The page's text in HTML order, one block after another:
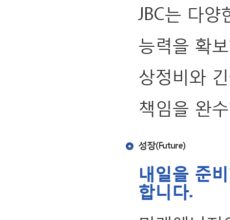
JBC는 다
능력을 확
상정비와
책임을 완
성장(Future)
내일을 준
합니다.